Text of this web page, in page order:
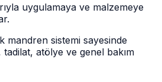
uygulamaya ve malzemeye
mandren sistemi sayesinde
atölye ve genel bakım